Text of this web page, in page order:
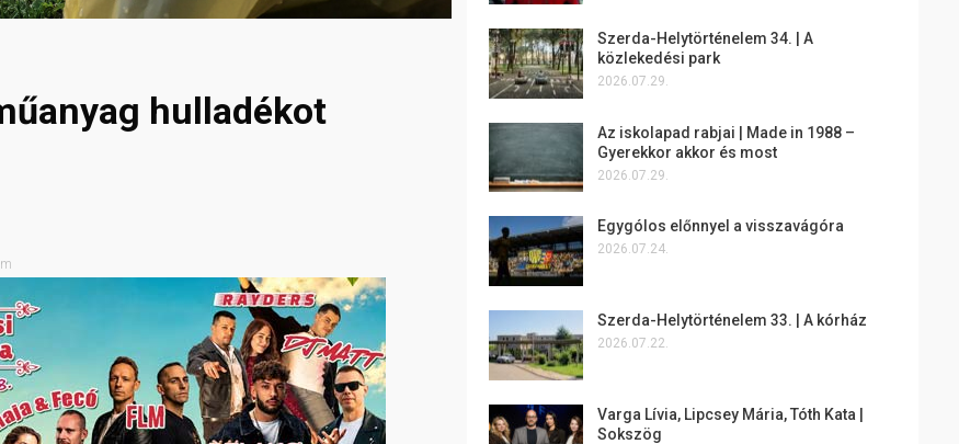
hulladékot
Szerda-Helytörténelem 34. | A
közlekedési park
2026.07.29.
Az iskolapad rabjai | Made in 1988 –
Gyerekkor akkor és most
2026.07.29.
Egygólos előnnyel a visszavágóra
2026.07.24.
Szerda-Helytörténelem 33. | A kórház
2026.07.22.
Varga Lívia, Lipcsey Mária, Tóth Kata |
Sokszög